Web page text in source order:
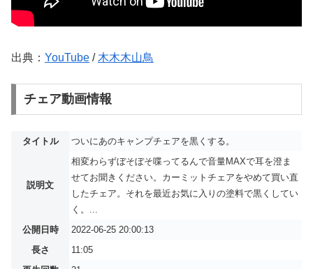
出典： YouTube / 木木木山鳥
チェア動画情報
タイトル ついにあのキャンプチェアを黒くする。
説明文
相変わらずぼそぼそ喋ってるんで音量MAXで耳を澄ま
せてお聞きください。カーミットチェアをやめて買い直
したチェア。それを最近お気に入りの塗料で黒くしてい
く。...
公開日時
2022-06-25 20:00:13
長さ
11:05